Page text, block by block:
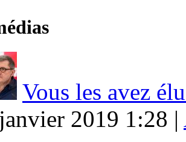
Vous les avez
2019 1:28 |